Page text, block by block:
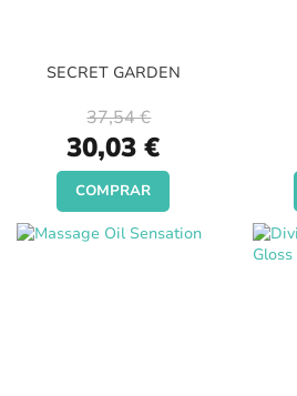
SECRET GARDEN
Special
Price
30,03 €
37,54 €
COMPRAR